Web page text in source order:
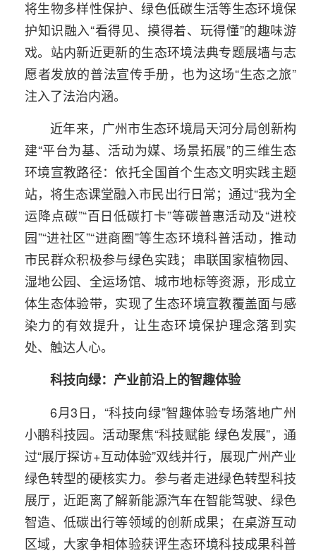
将生物多样性保护、绿色低碳生活等生态环境保
护知识融入“看得见、摸得着、玩得懂”的趣味游
戏。站内新近更新的生态环境法典专题展墙与志
愿者发放的普法宣传手册，也为这场“生态之旅”
注入了法治内涵。
近年来，广州市生态环境局天河分局创新构
建“平台为基、活动为媒、场景拓展”的三维生态
环境宣教路径：依托全国首个生态文明实践主题
站，将生态课堂融入市民出行日常；通过“我为全
运降点碳”“百日低碳打卡”等碳普惠活动及“进校
园”“进社区”“进商圈”等生态环境科普活动，推动
市民群众积极参与绿色实践；串联国家植物园、
湿地公园、全运场馆、城市地标等资源，形成立
体生态体验带，实现了生态环境宣教覆盖面与感
染力的有效提升，让生态环境保护理念落到实
处、触达人心。
科技向绿：产业前沿上的智趣体验
6月3日，“科技向绿”智趣体验专场落地广州
小鹏科技园。活动聚焦“科技赋能 绿色发展”，通
过“展厅探访+互动体验”双线并行，展现广州产业
绿色转型的硬核实力。参与者走进绿色转型科技
展厅，近距离了解新能源汽车在智能驾驶、绿色
智造、低碳出行等领域的创新成果；在桌游互动
区域，大家争相体验获评生态环境科技成果科普